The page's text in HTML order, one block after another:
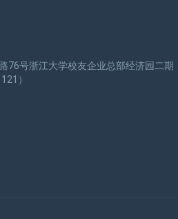
76号浙江大学校友企业总部经济园二期
）